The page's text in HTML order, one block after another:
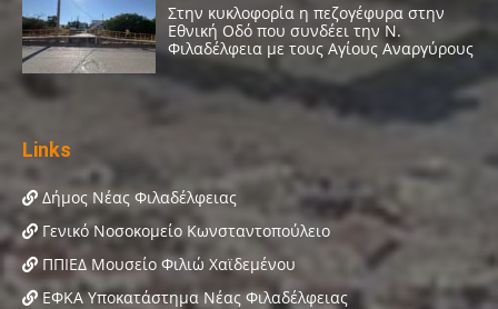
Links
Δήμος Νέας Φιλαδέλφειας
Γενικό Νοσοκομείο Κωνσταντοπούλειο
ΠΠΙΕΔ Μουσείο Φιλιώ Χαϊδεμένου
ΕΦΚΑ Υποκατάστημα Νέας Φιλαδέλφειας